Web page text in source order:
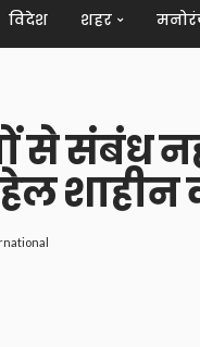
विदेश शहर
से संबंध
शाहीन